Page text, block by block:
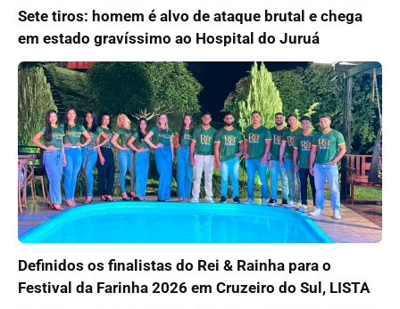
Sete tiros: homem é alvo de ataque brutal e chega
em estado gravíssimo ao Hospital do Juruá
Definidos os finalistas do Rei & Rainha para o
Festival da Farinha 2026 em Cruzeiro do Sul, LISTA